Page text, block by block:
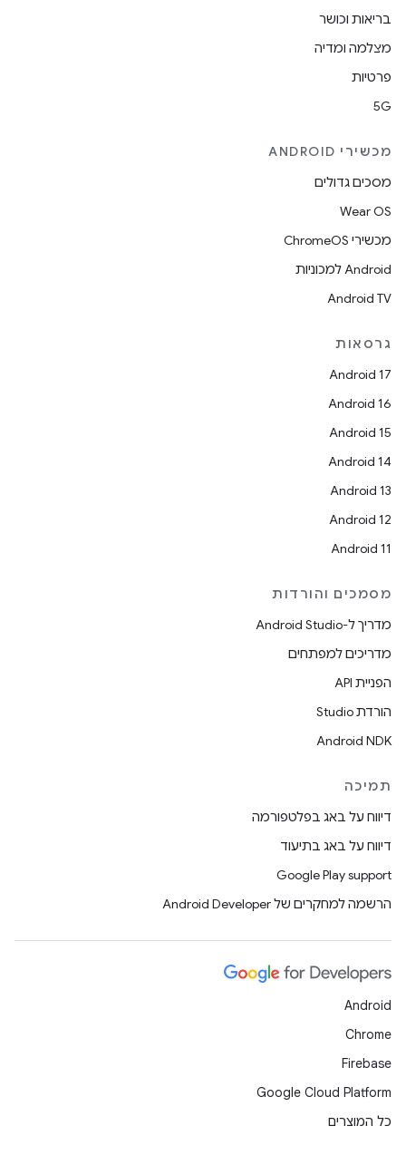
בריאות וכושר
מצלמה ומדיה
פרטיות
5G
מכשירי ANDROID
מסכים גדולים
Wear OS
מכשירי ChromeOS
Android למכוניות
Android TV
גרסאות
Android 17
Android 16
Android 15
Android 14
Android 13
Android 12
Android 11
מסמכים והורדות
מדריך ל-Android Studio
מדריכים למפתחים
הפניית API
הורדת Studio
Android NDK
תמיכה
דיווח על באג בפלטפורמה
דיווח על באג בתיעוד
Google Play support
הרשמה למחקרים של Android Developer
Android
Chrome
Firebase
Google Cloud Platform
כל המוצרים